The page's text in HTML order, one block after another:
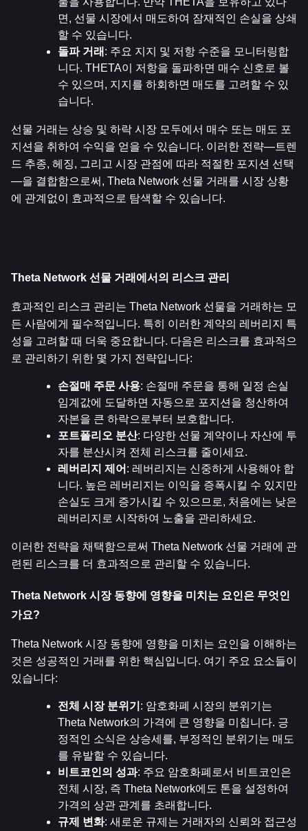
면, 선물 시장에서 매도하여 잠재적인 손실을 상쇄
할 수 있습니다.
돌파 거래 : 주요 지지 및 저항 수준을 모니터링합
니다. THETA이 저항을 돌파하면 매수 신호로 볼
수 있으며, 지지를 하회하면 매도를 고려할 수 있
습니다.
선물 거래는 상승 및 하락 시장 모두에서 매수 또는 매도 포
지션을 취하여 수익을 얻을 수 있습니다. 이러한 전략—트렌
드 추종, 헤징, 그리고 시장 관점에 따라 적절한 포지션 선택
—을 결합함으로써, Theta Network 선물 거래를 시장 상황
에 관계없이 효과적으로 탐색할 수 있습니다.
Theta Network 선물 거래에서의 리스크 관리
효과적인 리스크 관리는 Theta Network 선물을 거래하는 모
든 사람에게 필수적입니다. 특히 이러한 계약의 레버리지 특
성을 고려할 때 더욱 중요합니다. 다음은 리스크를 효과적으
로 관리하기 위한 몇 가지 전략입니다:
손절매 주문 사용: 손절매 주문을 통해 일정 손실
임계값에 도달하면 자동으로 포지션을 청산하여
자본을 큰 하락으로부터 보호합니다.
포트폴리오 분산: 다양한 선물 계약이나 자산에 투
자를 분산시켜 전체 리스크를 줄이세요.
레버리지 제어 : 레버리지는 신중하게 사용해야 합
니다. 높은 레버리지는 이익을 증폭시킬 수 있지만
손실도 크게 증가시킬 수 있으므로, 처음에는 낮은
레버리지로 시작하여 노출을 관리하세요.
이러한 전략을 채택함으로써 Theta Network 선물 거래에 관
련된 리스크를 더 효과적으로 관리할 수 있습니다.
Theta Network 시장 동향에 영향을 미치는 요인은 무엇인
가요?
Theta Network 시장 동향에 영향을 미치는 요인을 이해하는
것은 성공적인 거래를 위한 핵심입니다. 여기 주요 요소들이
있습니다:
전체 시장 분위기 : 암호화폐 시장의 분위기는
Theta Network의 가격에 큰 영향을 미칩니다. 긍
정적인 소식은 상승세를, 부정적인 분위기는 매도
를 유발할 수 있습니다.
비트코인의 성과: 주요 암호화폐로서 비트코인은
전체 시장, 즉 Theta Network에도 톤을 설정하여
가격의 상관 관계를 초래합니다.
규제 변화: 새로운 규제는 거래자의 신뢰와 접근성